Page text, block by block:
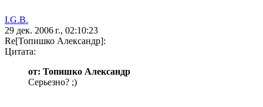
I.G.B.
29 дек. 2006 г., 02:10:23
Re[Топишко Александр]:
Цитата:
от: Топишко Александр
Серьезно? ;)